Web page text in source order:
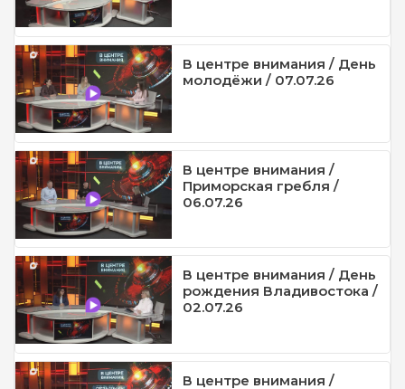
В центре внимания / День
молодёжи / 07.07.26
В центре внимания /
Приморская гребля /
06.07.26
В центре внимания / День
рождения Владивостока /
02.07.26
В центре внимания /